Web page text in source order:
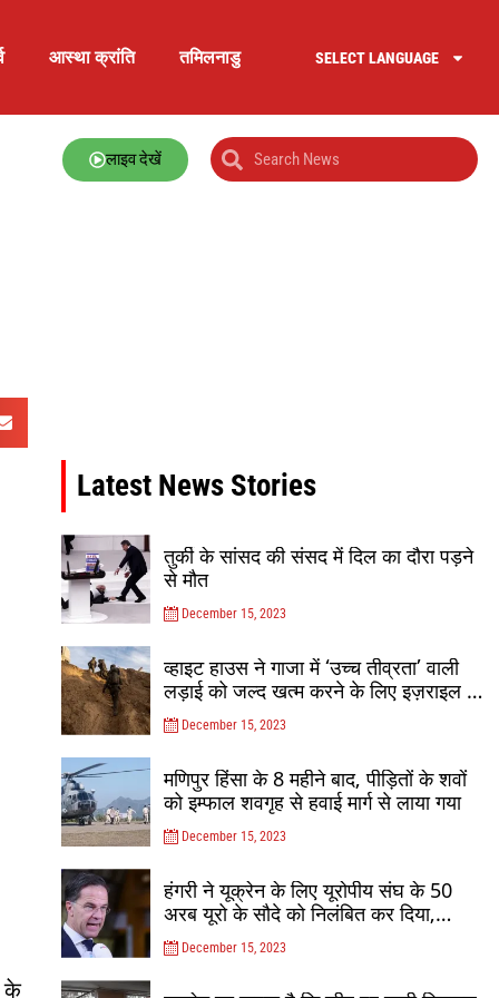
आस्था क्रांति तमिलनाडु SELECT LANGUAGE
लाइव देखें
के
Latest News Stories
तुर्की के सांसद की संसद में दिल का दौरा पड़ने
से मौत
December 15, 2023
व्हाइट हाउस ने गाजा में ‘उच्च तीव्रता’ वाली
लड़ाई को जल्द खत्म करने के लिए इज़राइल पर
दबाव डाला
December 15, 2023
मणिपुर हिंसा के 8 महीने बाद, पीड़ितों के शवों
को इम्फाल शवगृह से हवाई मार्ग से लाया गया
December 15, 2023
हंगरी ने यूक्रेन के लिए यूरोपीय संघ के 50
अरब यूरो के सौदे को निलंबित कर दिया,
जनवरी में बातचीत फिर से शुरू होगी
December 15, 2023